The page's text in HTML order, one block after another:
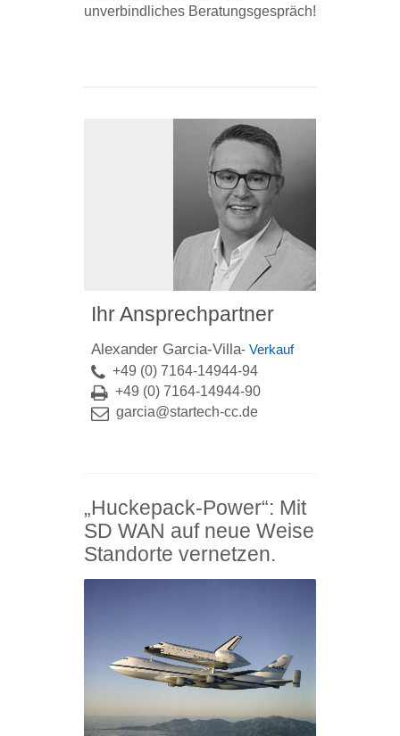
unverbindliches Beratungsgespräch!
Ihr Ansprechpartner
Alexander Garcia-Villa- Verkauf
+49 (0) 7164-14944-94
+49 (0) 7164-14944-90
garcia@startech-cc.de
„Huckepack-Power“: Mit
SD WAN auf neue Weise
Standorte vernetzen.